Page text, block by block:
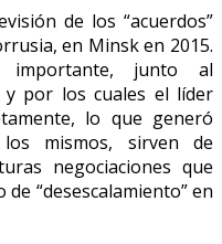
de los “acuerdos”
en Minsk en 2015.
importante, junto al
y por los cuales el líder
lo que generó
mismos, sirven de
negociaciones que
“desescalamiento” en